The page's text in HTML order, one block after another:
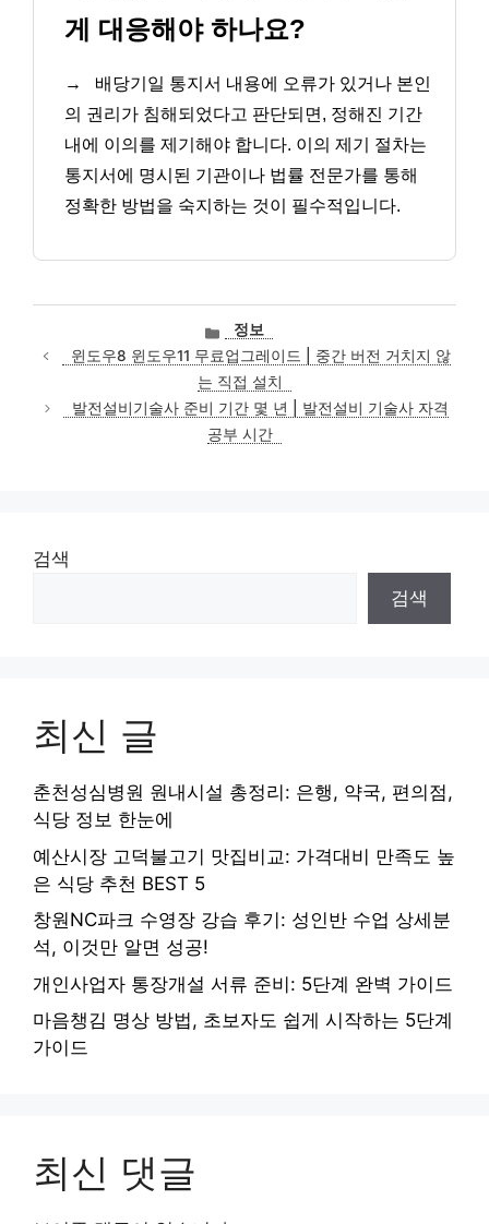
게 대응해야 하나요?
→
배당기일 통지서 내용에 오류가 있거나 본인
의 권리가 침해되었다고 판단되면, 정해진 기간
내에 이의를 제기해야 합니다. 이의 제기 절차는
통지서에 명시된 기관이나 법률 전문가를 통해
정확한 방법을 숙지하는 것이 필수적입니다.
카
테
고
리
정보
윈도우8 윈도우11 무료업그레이드 | 중간 버전 거치지 않
는 직접 설치
발전설비기술사 준비 기간 몇 년 | 발전설비 기술사 자격
공부 시간
검색
검색
최신 글
춘천성심병원 원내시설 총정리: 은행, 약국, 편의점,
식당 정보 한눈에
예산시장 고덕불고기 맛집비교: 가격대비 만족도 높
은 식당 추천 BEST 5
창원NC파크 수영장 강습 후기: 성인반 수업 상세분
석, 이것만 알면 성공!
개인사업자 통장개설 서류 준비: 5단계 완벽 가이드
마음챙김 명상 방법, 초보자도 쉽게 시작하는 5단계
가이드
최신 댓글